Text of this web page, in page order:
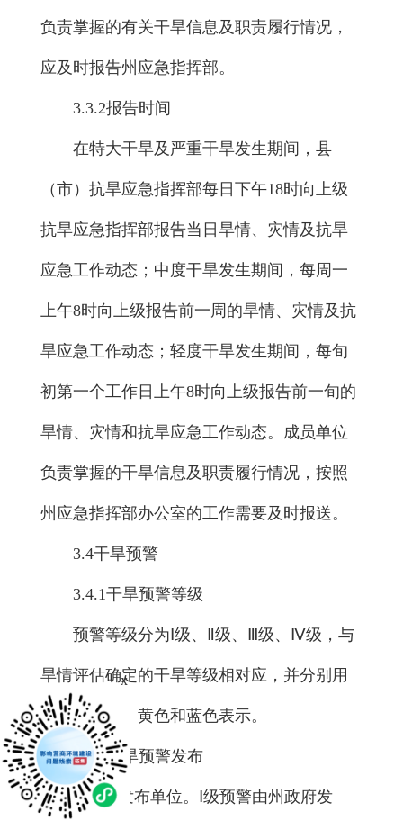
负责掌握的有关干旱信息及职责履行情况，
应及时报告州应急指挥部。
3.3.2报告时间
在特大干旱及严重干旱发生期间，县
（市）抗旱应急指挥部每日下午18时向上级
抗旱应急指挥部报告当日旱情、灾情及抗旱
应急工作动态；中度干旱发生期间，每周一
上午8时向上级报告前一周的旱情、灾情及抗
旱应急工作动态；轻度干旱发生期间，每旬
初第一个工作日上午8时向上级报告前一旬的
旱情、灾情和抗旱应急工作动态。成员单位
负责掌握的干旱信息及职责履行情况，按照
州应急指挥部办公室的工作需要及时报送。
3.4干旱预警
3.4.1干旱预警等级
预警等级分为Ⅰ级、Ⅱ级、Ⅲ级、Ⅳ级，与
旱情评估确定的干旱等级相对应，并分别用
红色、橙色、黄色和蓝色表示。
3.4.2干旱预警发布
1.预警发布单位。Ⅰ级预警由州政府发
x